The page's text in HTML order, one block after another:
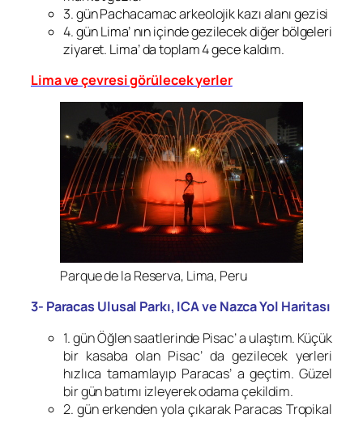
3. gün Pachacamac arkeolojik kazı alanı gezisi
4. gün Lima’ nın içinde gezilecek diğer bölgeleri
ziyaret. Lima’ da toplam 4 gece kaldım.
Lima ve çevresi görülecek yerler
Parque de la Reserva, Lima, Peru
3- Paracas Ulusal Parkı, ICA ve Nazca Yol Haritası
1. gün Öğlen saatlerinde Pisac’ a ulaştım. Küçük
bir kasaba olan Pisac’ da gezilecek yerleri
hızlıca tamamlayıp Paracas’ a geçtim. Güzel
bir gün batımı izleyerek odama çekildim.
2. gün erkenden yola çıkarak Paracas Tropikal